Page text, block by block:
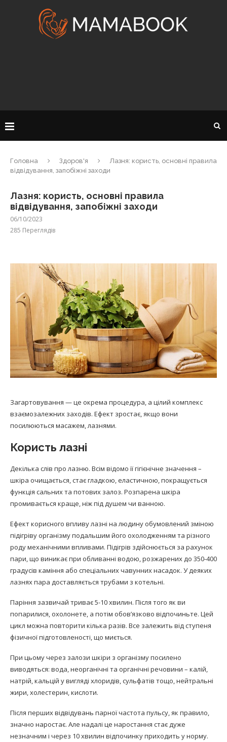
Головна Здоров'я
Лазня: користь, основні правила
відвідування, запобіжні заходи
Лазня: користь, основні правила
відвідування, запобіжні заходи
06/10/2023
285 Переглядів
Загартовування — це окрема процедура, а цілий комплекс
взаємозалежних заходів. Ефект зростає, якщо вони
посилюються масажем, лазнями.
Користь лазні
Декілька слів про лазню. Всім відомо її гігієнічне значення –
шкіра очищається, стає гладкою, еластичною, покращується
функція сальних та потових залоз. Розпарена шкіра
промивається краще, ніж під душем чи ванною.
Ефект корисного впливу лазні на людину обумовлений зміною
підігріву організму подальшим його охолодженням та різного
роду механічними впливами. Підігрів здійснюється за рахунок
пари, що виникає при обливанні водою, розжарених до 350-400
градусів каміння або спеціальних чавунних насадок. У деяких
лазнях пара доставляється трубами з котельні.
Паріння зазвичай триває 5-10 хвилин. Після того як ви
попарилися, охолонете, а потім обов’язково відпочиньте. Цей
цикл можна повторити кілька разів. Все залежить від ступеня
фізичної підготовленості, що миється.
При цьому через залози шкіри з організму посилено
виводяться: вода, неорганічні та органічні речовини – калій,
натрій, кальцій у вигляді хлоридів, сульфатів тощо, нейтральні
жири, холестерин, кислоти.
Після перших відвідувань парної частота пульсу, як правило,
значно наростає. Але надалі це наростання стає дуже
незначним і через 10 хвилин відпочинку приходить у норму.